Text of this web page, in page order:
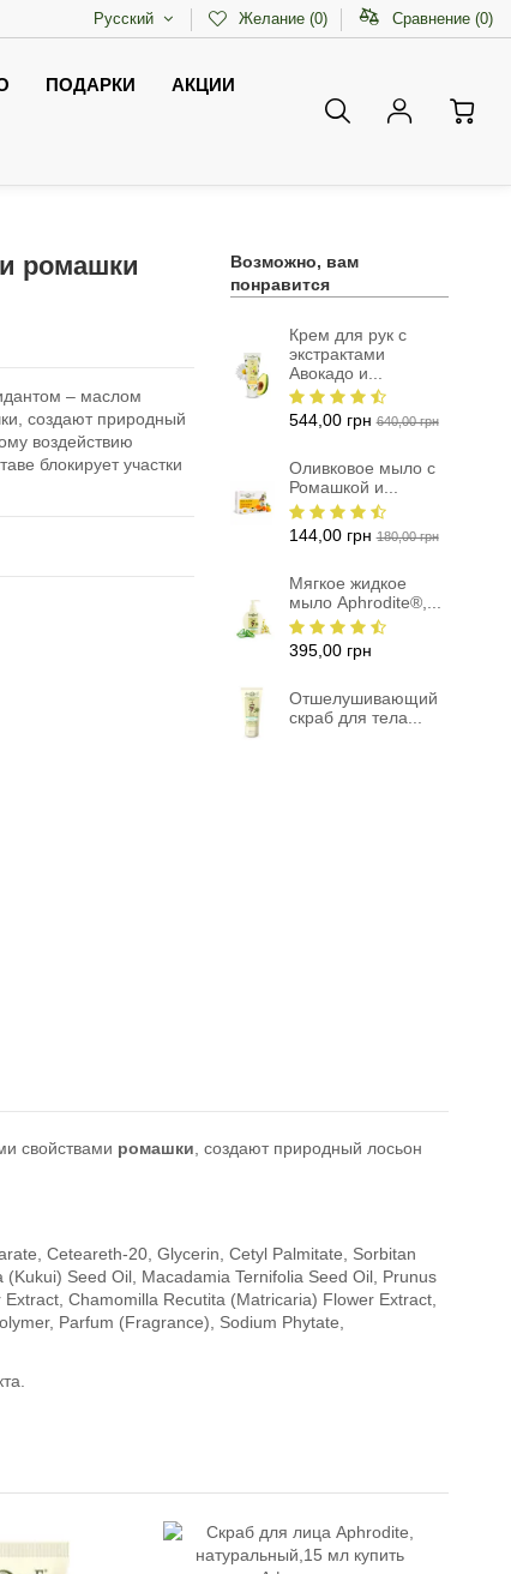
Русский Желание (0) Сравнение (0)
ПОДАРКИ АКЦИИ
ромашки
– маслом
создают природный
воздействию
блокирует участки
Возможно, вам
понравится
Крем для рук с
экстрактами
Авокадо и...
544,00 грн 640,00 грн
Оливковое мыло с
Ромашкой и...
144,00 грн 180,00 грн
Мягкое жидкое
мыло Aphrodite®,...
395,00 грн
Отшелушивающий
скраб для тела...
свойствами ромашки, создают природный лосьон
Ceteareth-20, Glycerin, Cetyl Palmitate, Sorbitan
Seed Oil, Macadamia Ternifolia Seed Oil, Prunus
Chamomilla Recutita (Matricaria) Flower Extract,
Parfum (Fragrance), Sodium Phytate,